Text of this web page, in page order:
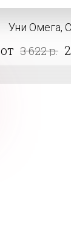
Уни Омега,
от 3 622 р.